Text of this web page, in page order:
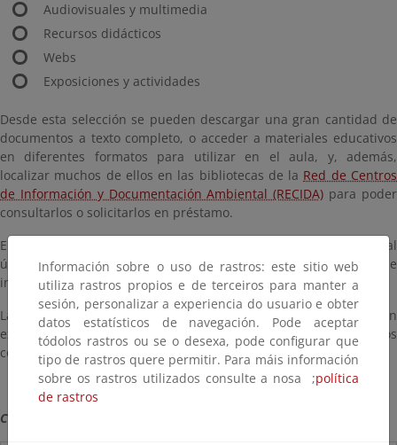
Audiovisuales y multimedia
Recursos didácticos
Webs
Exposiciones y actividades
Desde esta selección se pueden descargar una gran cantidad de
documentos a texto completo, o acceder a materiales educativos
en diferentes formatos para utilizar en el aula, y, además,
localizar muchos de ellos en las bibliotecas de la Red de Centros
de Información y Documentación Ambiental (RECIDA) para poder
consultarlos o solicitarlos en préstamo.
El objetivo de esta red estatal es difundir información ambiental
útil para diseñar y desarrollar proyectos, programas de
investigación, actividades educativas…
La Guía de recursos sobre biodiversidad no es una selección
exhaustiva, pero sí representativa del tema, abierta a los
comentarios y aportaciones de las personas interesadas.
Consultada en Noviembre de 2014
Información sobre o uso de rastros: este sitio web
utiliza rastros propios e de terceiros para manter a
sesión, personalizar a experiencia do usuario e obter
datos estatísticos de navegación. Pode aceptar
tódolos rastros ou se o desexa, pode configurar que
tipo de rastros quere permitir. Para máis información
sobre os rastros utilizados consulte a nosa ;política
de rastros